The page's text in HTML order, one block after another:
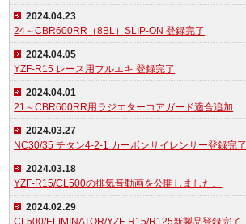
2024.04.23
24～CBR600RR（8BL）SLIP-ON 登録完了
2024.04.05
YZF-R15 レース用フルエキ 登録完了
2024.04.01
21～CBR600RR用ラジエターコアガード適合追加
2024.03.27
NC30/35 チタン4-2-1 カーボンサイレンサー登録完了
2024.03.18
YZF-R15/CL500の排気音動画を公開しました。
2024.02.29
CL500/ELIMINATOR/YZF-R15/R125新製品登録完了